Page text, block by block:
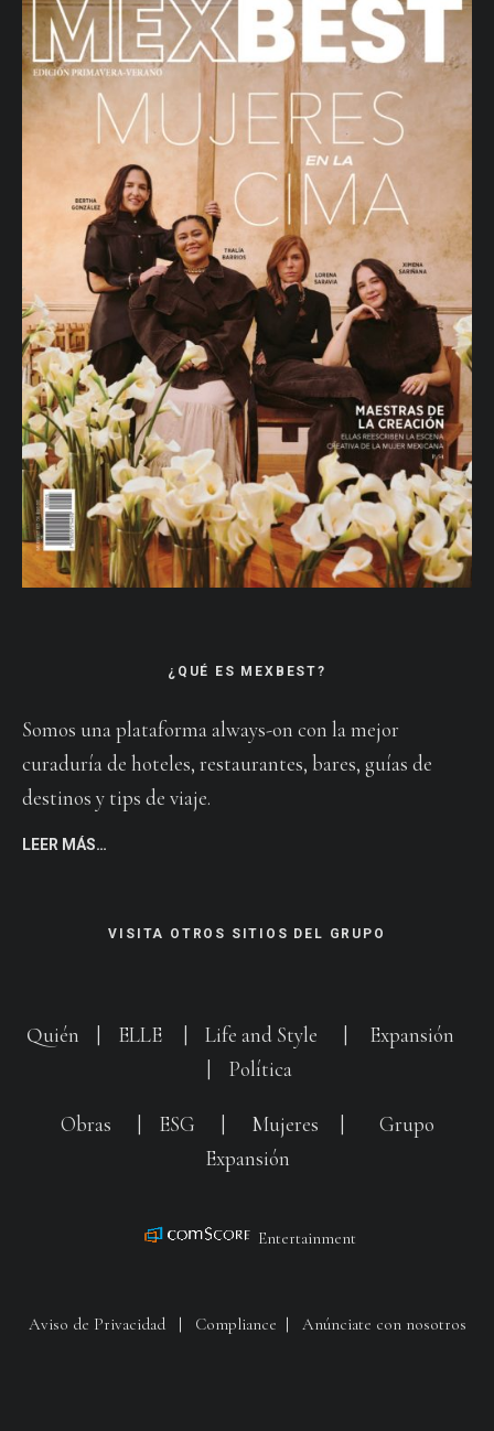
¿QUÉ ES MEXBEST?
Somos una plataforma always-on con la mejor
curaduría de hoteles, restaurantes, bares, guías de
destinos y tips de viaje.
LEER MÁS…
VISITA OTROS SITIOS DEL GRUPO
Quién ELLE Life and Style
Expansión
Política
Obras ESG Mujeres
Grupo
Expansión
Entertainment
Aviso de Privacidad| Compliance Anúnciate con nosotros